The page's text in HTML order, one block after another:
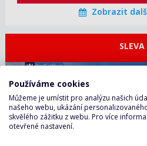
Zobrazit
SLEVA
Používáme cookies
Můžeme je umístit pro analýzu našich
našeho webu, ukázání
skvělého zážitku z webu. Pro více
otevřené nastavení.